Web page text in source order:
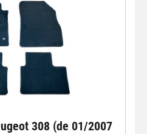
308 (de 01/2007